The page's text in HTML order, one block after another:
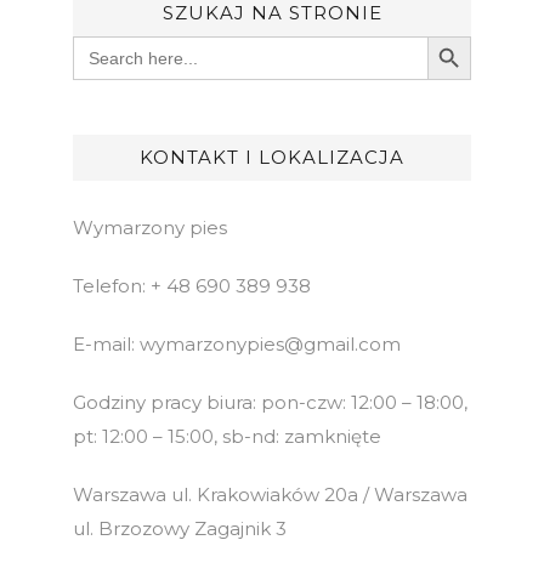
SZUKAJ NA STRONIE
Search
for:
Search Button
KONTAKT I LOKALIZACJA
Wymarzony pies
Telefon: + 48 690 389 938
E-mail: wymarzonypies@gmail.com
Godziny pracy biura: pon-czw: 12:00 – 18:00,
pt: 12:00 – 15:00, sb-nd: zamknięte
Warszawa ul. Krakowiaków 20a / Warszawa
ul. Brzozowy Zagajnik 3